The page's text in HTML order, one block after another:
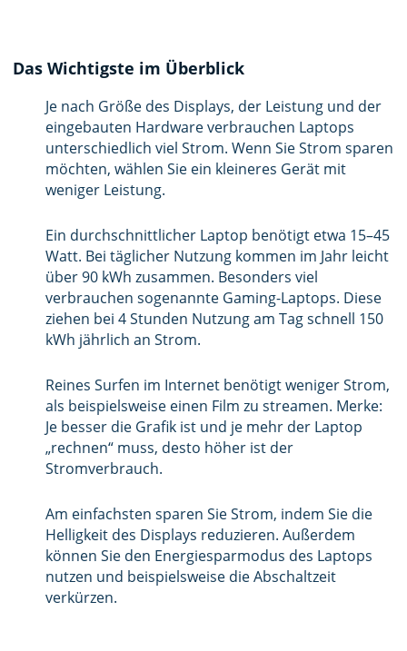
Das Wichtigste im Überblick
Je nach Größe des Displays, der Leistung und der
eingebauten Hardware verbrauchen Laptops
unterschiedlich viel Strom. Wenn Sie Strom sparen
möchten, wählen Sie ein kleineres Gerät mit
weniger Leistung.
Ein durchschnittlicher Laptop benötigt etwa 15–45
Watt. Bei täglicher Nutzung kommen im Jahr leicht
über 90 kWh zusammen. Besonders viel
verbrauchen sogenannte Gaming-Laptops. Diese
ziehen bei 4 Stunden Nutzung am Tag schnell 150
kWh jährlich an Strom.
Reines Surfen im Internet benötigt weniger Strom,
als beispielsweise einen Film zu streamen. Merke:
Je besser die Grafik ist und je mehr der Laptop
„rechnen“ muss, desto höher ist der
Stromverbrauch.
Am einfachsten sparen Sie Strom, indem Sie die
Helligkeit des Displays reduzieren. Außerdem
können Sie den Energiesparmodus des Laptops
nutzen und beispielsweise die Abschaltzeit
verkürzen.